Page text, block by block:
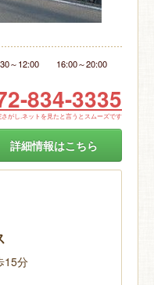
～12:00 16:00～20:00
834-3335
がし.ネットを見たと言うとスムーズです
詳細情報はこちら
15分